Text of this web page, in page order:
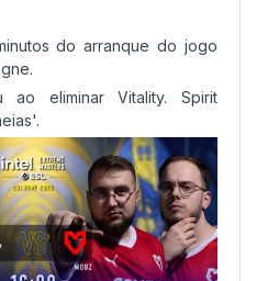
lutam pelos playoffs
do arranque do jogo
ao eliminar Vitality. Spirit